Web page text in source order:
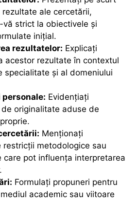
rezultate ale cercetării,
strict la obiectivele și
inițial.
rezultatelor: Explicați
acestor rezultate în contextul
specialitate și al domeniului
Evidențiați
originalitate aduse de
Menționați
restricții metodologice sau
care pot influența interpretarea
Formulați propuneri pentru
academic sau viitoare